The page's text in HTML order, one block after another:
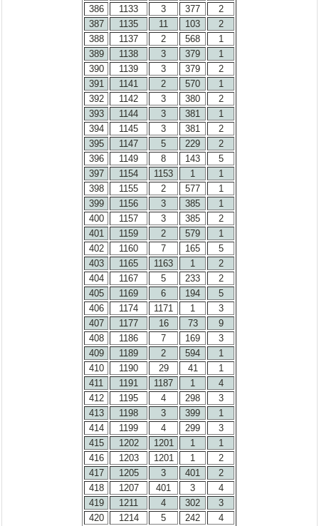
386
1133 3 377
2
387
1135 11 103
2
388
1137 2 568
1
389
1138 3 379
1
390
1139 3 379
2
391
1141 2 570
1
392
1142 3 380
2
393
1144 3 381
1
394
1145 3 381
2
395
1147 5 229
2
396
1149 8 143
5
397
1154 1153 1
1
398
1155 2 577
1
399
1156 3 385
1
400
1157 3 385
2
401
1159 2 579
1
402
1160 7 165
5
403
1165 1163 1
2
404
1167 5 233
2
405
1169 6 194
5
406
1174 1171 1
3
407
1177 16 73
9
408
1186 7 169
3
409
1189 2 594
1
410
1190 29 41
1
411
1191 1187 1
4
412
1195 4 298
3
413
1198 3 399
1
414
1199 4 299
3
415
1202 1201 1
1
416
1203 1201 1
2
417
1205 3 401
2
418
1207 401 3
4
419
1211 4 302
3
420
1214 5 242 4